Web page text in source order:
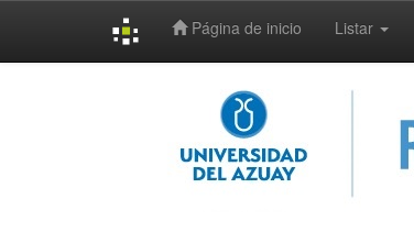
Página de inicio Listar